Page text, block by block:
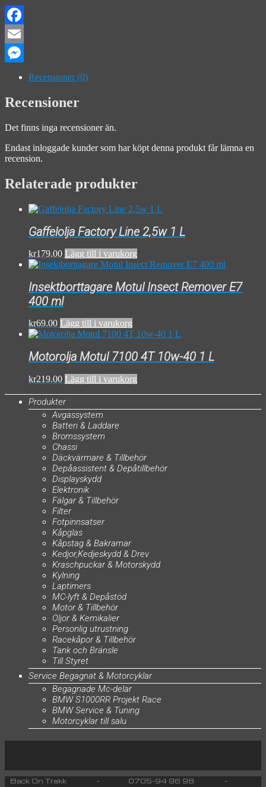
Facebook
Email
Messenger
Recensioner (0)
Recensioner
Det finns inga recensioner än.
Endast inloggade kunder som har köpt denna produkt får lämna en
recension.
Relaterade produkter
Gaffelolja Factory Line 2,5w 1 L
kr179.00 Lägg till i varukorg
Insektborttagare Motul Insect Remover E7
400 ml
kr69.00 Lägg till i varukorg
Motorolja Motul 7100 4T 10w-40 1 L
kr219.00 Lägg till i varukorg
Produkter
Avgassystem
Batteri & Laddare
Bromssystem
Chassi
Däckvärmare & Tillbehör
Depåassistent & Depåtillbehör
Displayskydd
Elektronik
Fälgar & Tillbehör
Filter
Fotpinnsatser
Kåpglas
Kåpstag & Bakramar
Kedjor,Kedjeskydd & Drev
Kraschpuckar & Motorskydd
Kylning
Laptimers
MC-lyft & Depåstöd
Motor & Tillbehör
Oljor & Kemikalier
Personlig utrustning
Racekåpor & Tillbehör
Tank och Bränsle
Till Styret
Service Begagnat & Motorcyklar
Begagnade Mc-delar
BMW S1000RR Projekt Race
BMW Service & Tuning
Motorcyklar till salu
Back On Trakk - 0705-94 96 98 -